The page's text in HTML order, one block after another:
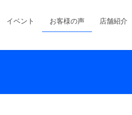
イベント お客様の声 店舗紹介